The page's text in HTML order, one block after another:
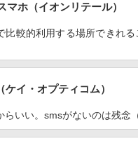
マホ（イオンリテール）
比較的利用する場所できれ
ケイ・オプティコム）
らいい。smsがないのは残念